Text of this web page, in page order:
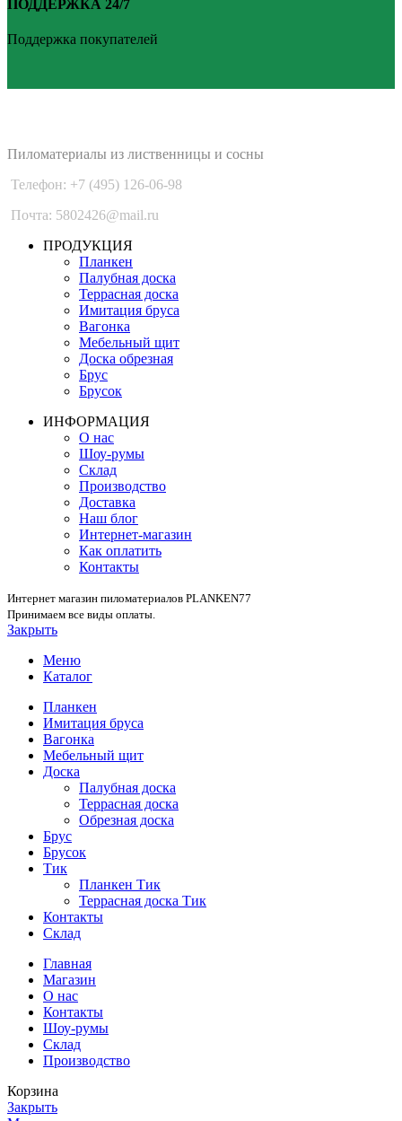
ПОДДЕРЖКА 24/7
Поддержка покупателей
Пиломатериалы из лиственницы и сосны
Телефон: +7 (495) 126-06-98
Почта: 5802426@mail.ru
ПРОДУКЦИЯ
Планкен
Палубная доска
Террасная доска
Имитация бруса
Вагонка
Мебельный щит
Доска обрезная
Брус
Брусок
ИНФОРМАЦИЯ
О нас
Шоу-румы
Склад
Производство
Доставка
Наш блог
Интернет-магазин
Как оплатить
Контакты
Интернет магазин пиломатериалов PLANKEN77
Принимаем все виды оплаты.
Закрыть
Меню
Каталог
Планкен
Имитация бруса
Вагонка
Мебельный щит
Доска
Палубная доска
Террасная доска
Обрезная доска
Брус
Брусок
Тик
Планкен Тик
Террасная доска Тик
Контакты
Склад
Главная
Магазин
О нас
Контакты
Шоу-румы
Склад
Производство
Корзина
Закрыть